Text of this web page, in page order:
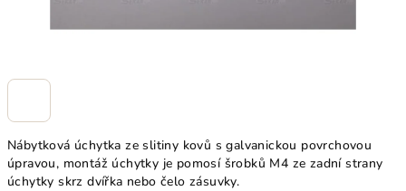
Nábytková úchytka ze slitiny kovů s galvanickou povrchovou
úpravou, montáž úchytky je pomosí šrobků M4 ze zadní strany
úchytky skrz dvířka nebo čelo zásuvky.